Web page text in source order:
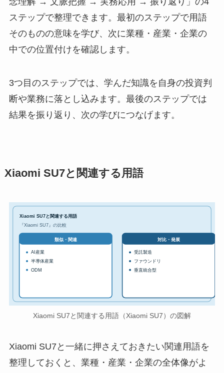
ステップで整理できます。最初のステップで用語
そのものの意味を学び、次に業種・産業・企業の
中での位置付けを確認します。
3つ目のステップでは、学んだ知識を自身の投資判
断や業務に落とし込みます。最後のステップでは
結果を振り返り、次の学びにつなげます。
Xiaomi SU7と関連する用語
Xiaomi SU7と関連する用語
『Xiaomi SU7』の比較
類似・関連
AI産業
半導体産業
ODM
対比・発展
受託製造
ファウンドリ
垂直統合型
Xiaomi SU7と関連する用語（Xiaomi SU7）の図解
Xiaomi SU7と一緒に押さえておきたい関連用語を
整理しておくと、業種・産業・企業の全体像がよ